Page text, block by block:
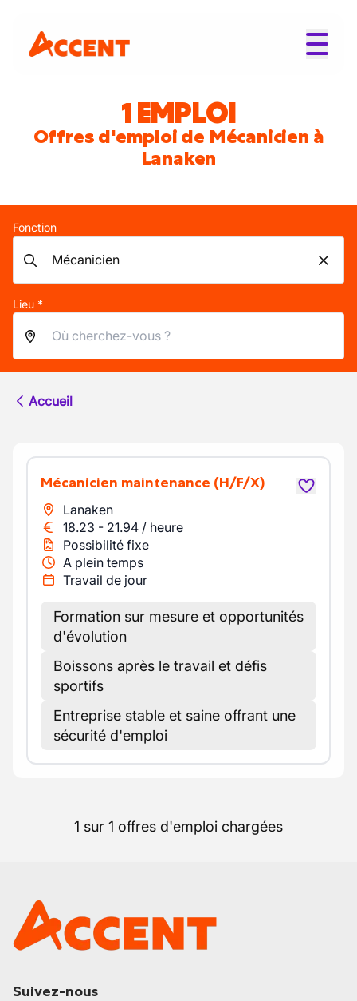
1 EMPLOI
Offres d'emploi de Mécanicien à
Lanaken
Fonction
Lieu *
Accueil
Mécanicien maintenance (H/F/X)
Lanaken
18.23 - 21.94 / heure
Possibilité fixe
A plein temps
Travail de jour
Formation sur mesure et opportunités
d'évolution
Boissons après le travail et défis
sportifs
Entreprise stable et saine offrant une
sécurité d'emploi
1 sur 1 offres d'emploi chargées
Suivez-nous